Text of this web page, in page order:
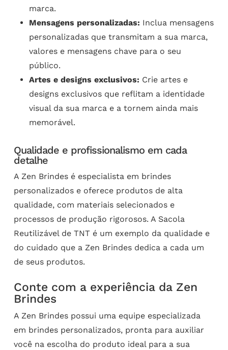
marca.
Mensagens personalizadas: Inclua mensagens
personalizadas que transmitam a sua marca,
valores e mensagens chave para o seu
público.
Artes e designs exclusivos: Crie artes e
designs exclusivos que reflitam a identidade
visual da sua marca e a tornem ainda mais
memorável.
Qualidade e profissionalismo em cada
detalhe
A Zen Brindes é especialista em brindes
personalizados e oferece produtos de alta
qualidade, com materiais selecionados e
processos de produção rigorosos. A Sacola
Reutilizável de TNT é um exemplo da qualidade e
do cuidado que a Zen Brindes dedica a cada um
de seus produtos.
Conte com a experiência da Zen
Brindes
A Zen Brindes possui uma equipe especializada
em brindes personalizados, pronta para auxiliar
você na escolha do produto ideal para a sua